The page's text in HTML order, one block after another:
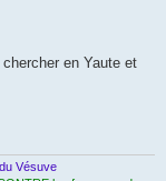
en Yaute et
Vésuve